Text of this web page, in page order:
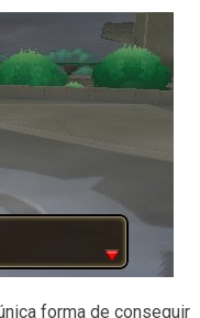
forma de conseguir